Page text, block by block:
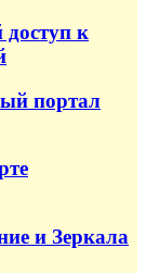
к
портал
и Зеркала